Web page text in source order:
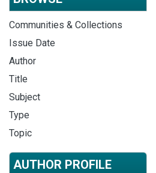
Communities & Collections
Issue Date
Author
Title
Subject
Type
Topic
AUTHOR PROFILE